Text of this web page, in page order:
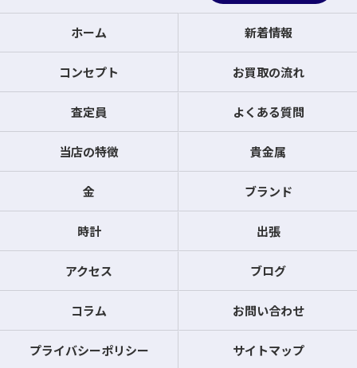
ホーム 新着情報
コンセプト お買取の流れ
査定員 よくある質問
当店の特徴 貴金属
金 ブランド
時計 出張
アクセス ブログ
コラム お問い合わせ
プライバシーポリシー サイトマップ